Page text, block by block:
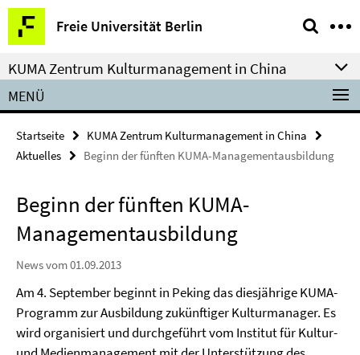
Springe
direkt
zu
Inhalt
Freie Universität Berlin
Service-
Navigation
KUMA Zentrum Kulturmanagement in China
MENÜ
Startseite
KUMA Zentrum Kulturmanagement in China
Aktuelles
Beginn der fünften KUMA-Managementausbildung
Beginn der fünften KUMA-
Managementausbildung
News vom 01.09.2013
Am 4. September beginnt in Peking das diesjährige KUMA-
Programm zur Ausbildung zukünftiger Kulturmanager. Es
wird organisiert und durchgeführt vom Institut für Kultur-